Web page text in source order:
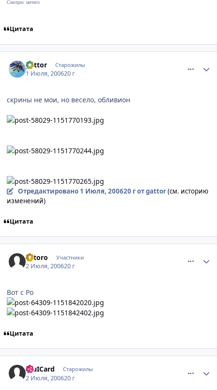
Смотрю: ничего
Цитата
gattor Старожилы
1 Июля, 200620 г
скрины не мои, но весело, обливион
Отредактировано 1 Июля, 200620 гот gattor(см. историю
изменений)
Цитата
Totoro Участники
2 Июля, 200620 г
Вот с Ро
Цитата
AluICard Старожилы
2 Июля, 200620 г